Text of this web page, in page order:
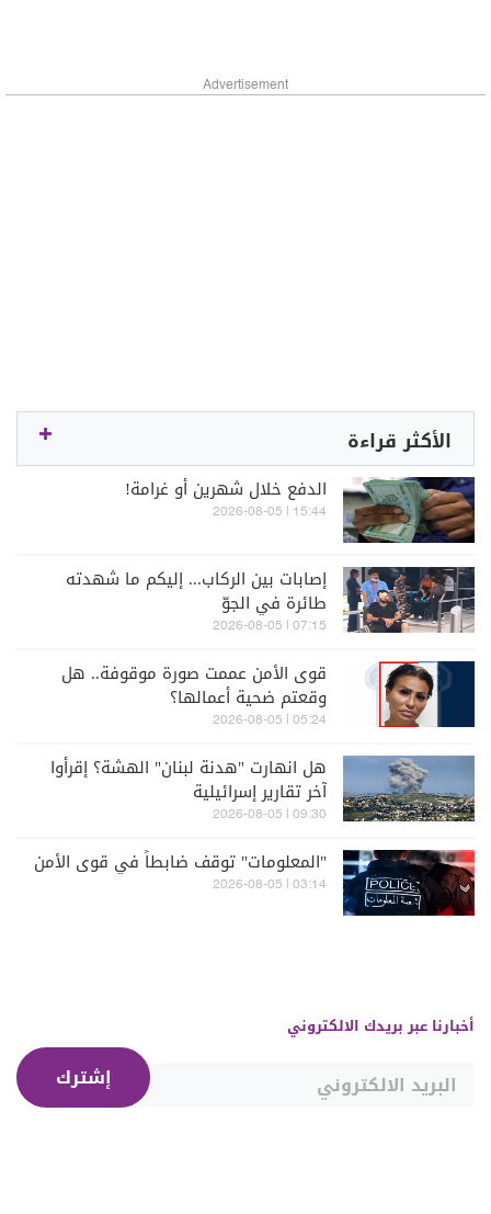
Advertisement
الأكثر قراءة
الدفع خلال شهرين أو غرامة!
15:44 | 2026-08-05
إصابات بين الركاب... إليكم ما شهدته
طائرة في الجوّ
07:15 | 2026-08-05
قوى الأمن عممت صورة موقوفة.. هل
وقعتم ضحية أعمالها؟
05:24 | 2026-08-05
هل انهارت "هدنة لبنان" الهشة؟ إقرأوا
آخر تقارير إسرائيلية
09:30 | 2026-08-05
"المعلومات" توقف ضابطاً في قوى الأمن
03:14 | 2026-08-05
أخبارنا عبر بريدك الالكتروني
إشترك